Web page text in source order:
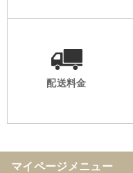
配送料金
マイページメニュー